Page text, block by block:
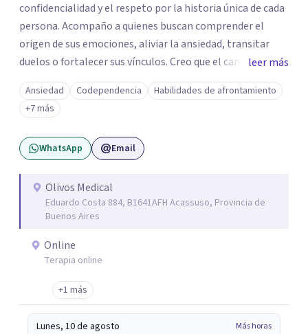
confidencialidad y el respeto por la historia única de cada
persona. Acompaño a quienes buscan comprender el
origen de sus emociones, aliviar la ansiedad, transitar
duelos o fortalecer sus vínculos. Creo que el camino hacia
una vida más auténtica comienza cuando nos animamos
a mirar hacia adentro y a reconocer las raíces de lo que
sentimos.
leer más
Ansiedad Codependencia
Habilidades de afrontamiento
+7 más
WhatsApp Email
Olivos Medical
Eduardo Costa 884, B1641AFH Acassuso, Provincia de
Buenos Aires
Online
Terapia online
+1 más
Lunes, 10 de agosto Más horas